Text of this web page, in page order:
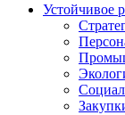
Устойчивое